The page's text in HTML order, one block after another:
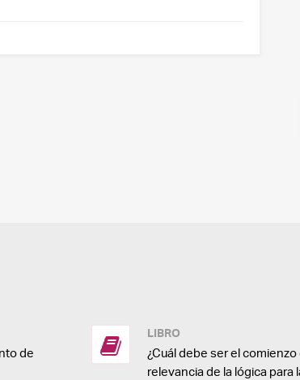
de
LIBRO
¿Cuál debe ser el
relevancia de la lógica